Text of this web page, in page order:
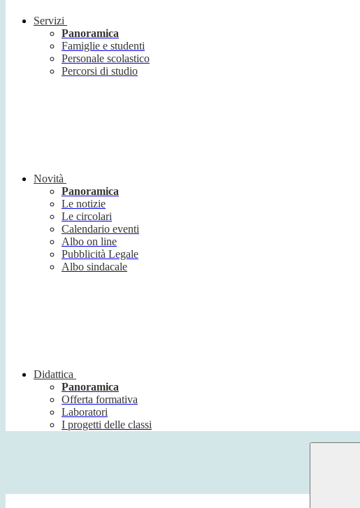
Servizi
Panoramica
Famiglie e studenti
Personale scolastico
Percorsi di studio
Novità
Panoramica
Le notizie
Le circolari
Calendario eventi
Albo on line
Pubblicità Legale
Albo sindacale
Didattica
Panoramica
Offerta formativa
Laboratori
I progetti delle classi